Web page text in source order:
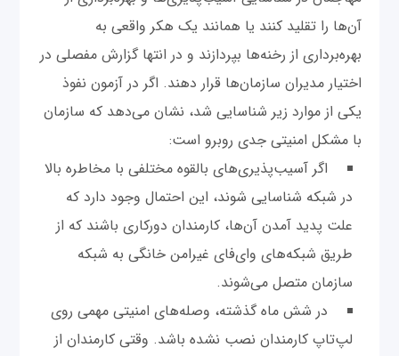
آن‌ها را تقلید کنند یا همانند یک هکر واقعی به
بهره‌برداری از رخنه‌ها بپردازند و در انتها گزارش مفصلی در
اختیار مدیران سازما‌ن‌ها قرار دهند. اگر در آزمون نفوذ
یکی از موارد زیر شناسایی شد، نشان می‌دهد که سازمان
با مشکل امنیتی جدی روبرو است:
اگر آسیب‌پذیری‌های بالقوه مختلفی با مخاطره بالا
در شبکه شناسایی شوند، این احتمال وجود دارد که
علت پدید آمدن آن‌ها، کارمندان دورکاری باشند که از
طریق شبکه‌های وای‌فای غیرامن خانگی به شبکه
سازمان متصل می‌شوند.
در شش ماه گذشته، وصله‌های امنیتی مهمی روی
لپ‌تاپ کارمندان نصب نشده باشد. وقتی کارمندان از